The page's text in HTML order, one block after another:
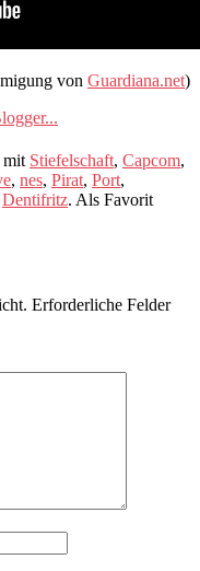
von Guardiana.net)
mit Stiefelschaft, Capcom,
, nes, Pirat, Port,
Dentifritz. Als Favorit
Erforderliche Felder